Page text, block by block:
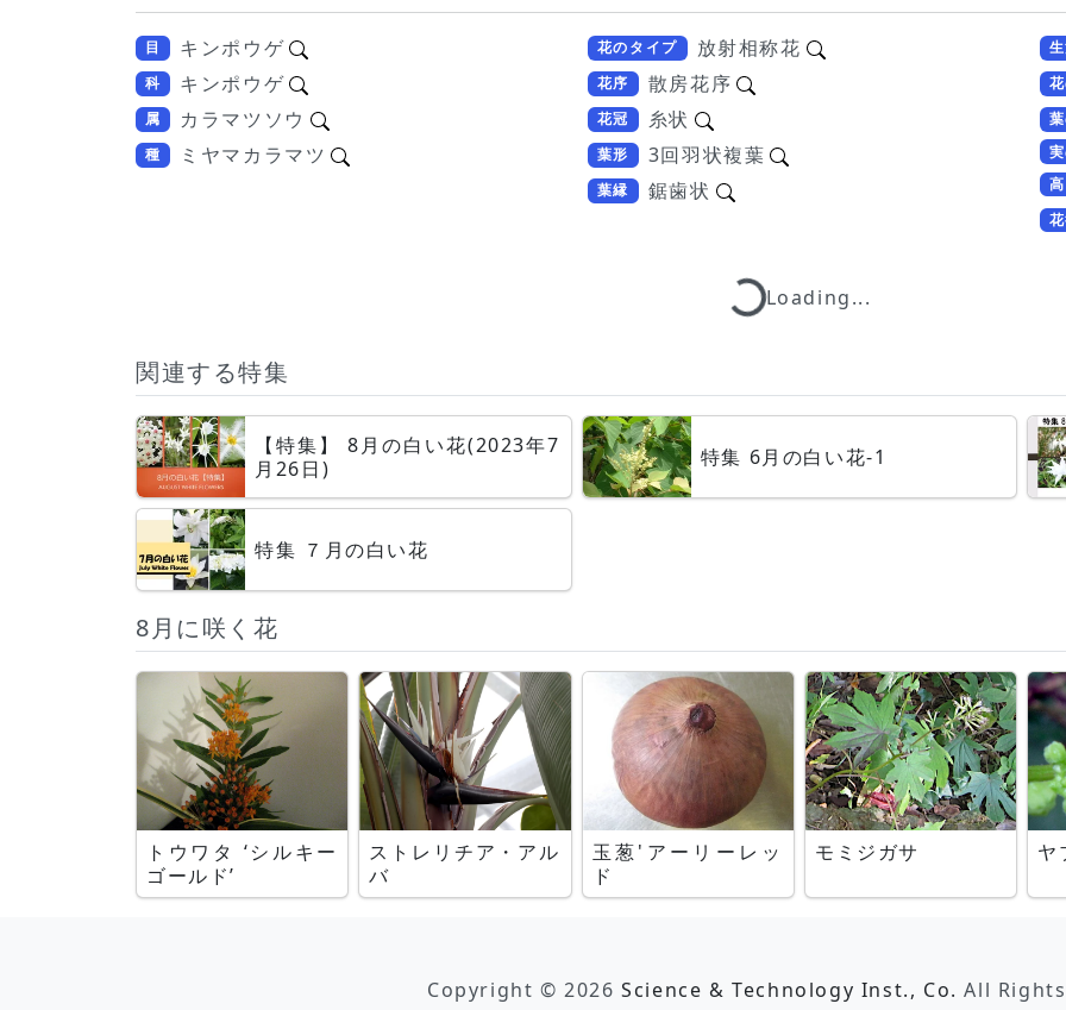
目 キンポウゲ
科 キンポウゲ
属 カラマツソウ
種 ミヤマカラマツ
花のタイプ 放射相称花
花序 散房花序
花冠 糸状
葉形 3回羽状複葉
葉縁 鋸歯状
Loading...Loading...
関連する特集
【特集】 8月の白い花(2023年7
月26日)
特集 6月の白い花-1
特集 ７月の白い花
8月に咲く花
トウワタ ‘シルキー
ゴールド’
ストレリチア・アル
バ
玉葱'アーリーレッ
ド
モミジガサ ヤ
Copyright © 2026Science & Technology Inst., Co. All